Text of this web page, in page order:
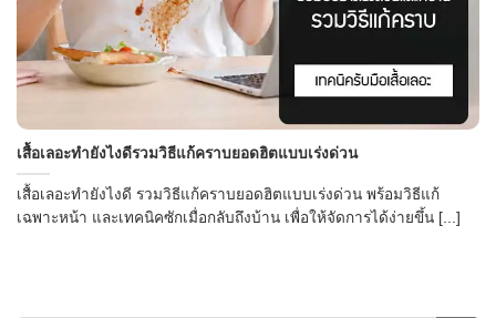
เสื้อเลอะทำยังไงดีรวมวิธีแก้คราบยอดฮิตแบบเร่งด่วน
เสื้อเลอะทำยังไงดี รวมวิธีแก้คราบยอดฮิตแบบเร่งด่วน พร้อมวิธีแก้
เฉพาะหน้า และเทคนิคซักเมื่อกลับถึงบ้าน เพื่อให้จัดการได้ง่ายขึ้น [...]